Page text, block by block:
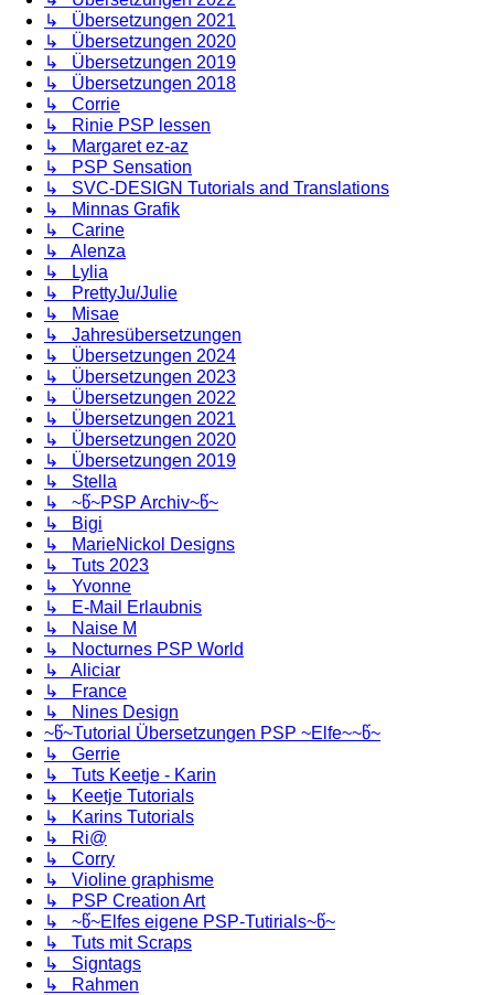
↳ Übersetzungen 2021
↳ Übersetzungen 2020
↳ Übersetzungen 2019
↳ Übersetzungen 2018
↳ Corrie
↳ Rinie PSP lessen
↳ Margaret ez-az
↳ PSP Sensation
↳ SVC-DESIGN Tutorials and Translations
↳ Minnas Grafik
↳ Carine
↳ Alenza
↳ Lylia
↳ PrettyJu/Julie
↳ Misae
↳ Jahresübersetzungen
↳ Übersetzungen 2024
↳ Übersetzungen 2023
↳ Übersetzungen 2022
↳ Übersetzungen 2021
↳ Übersetzungen 2020
↳ Übersetzungen 2019
↳ Stella
↳ ~წ~PSP Archiv~წ~
↳ Bigi
↳ MarieNickol Designs
↳ Tuts 2023
↳ Yvonne
↳ E-Mail Erlaubnis
↳ Naise M
↳ Nocturnes PSP World
↳ Aliciar
↳ France
↳ Nines Design
~წ~Tutorial Übersetzungen PSP ~Elfe~~წ~
↳ Gerrie
↳ Tuts Keetje - Karin
↳ Keetje Tutorials
↳ Karins Tutorials
↳ Ri@
↳ Corry
↳ Violine graphisme
↳ PSP Creation Art
↳ ~წ~Elfes eigene PSP-Tutirials~წ~
↳ Tuts mit Scraps
↳ Signtags
↳ Rahmen